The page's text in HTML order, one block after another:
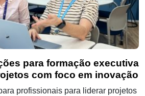
para formação executiva
com foco em inovação
profissionais para liderar projetos